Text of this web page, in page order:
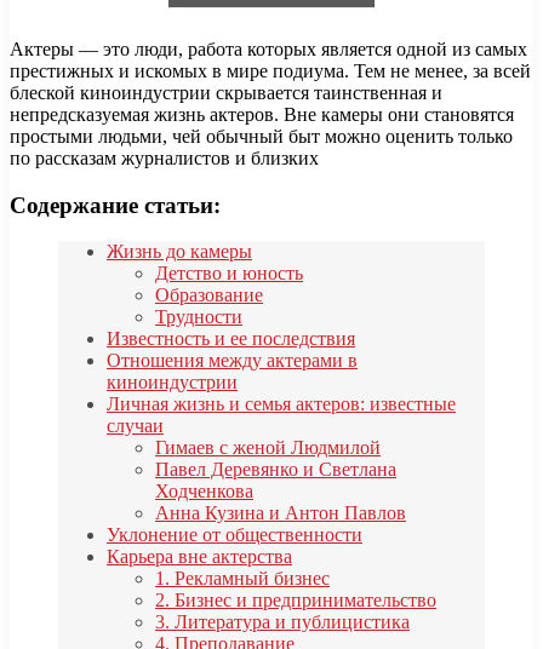
Актеры — это люди, работа которых является одной из самых
престижных и искомых в мире подиума. Тем не менее, за всей
блеской киноиндустрии скрывается таинственная и
непредсказуемая жизнь актеров. Вне камеры они становятся
простыми людьми, чей обычный быт можно оценить только
по рассказам журналистов и близких
Содержание статьи:
Жизнь до камеры
Детство и юность
Образование
Трудности
Известность и ее последствия
Отношения между актерами в
киноиндустрии
Личная жизнь и семья актеров: известные
случаи
Гимаев с женой Людмилой
Павел Деревянко и Светлана
Ходченкова
Анна Кузина и Антон Павлов
Уклонение от общественности
Карьера вне актерства
1. Рекламный бизнес
2. Бизнес и предпринимательство
3. Литература и публицистика
4. Преподавание